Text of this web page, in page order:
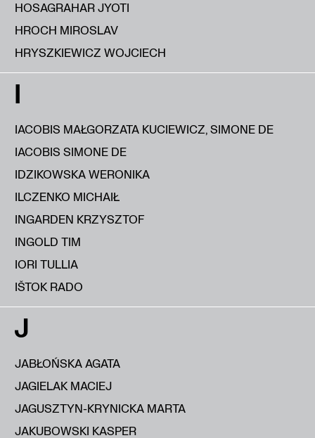
HOSAGRAHAR JYOTI
HROCH MIROSLAV
HRYSZKIEWICZ WOJCIECH
I
IACOBIS MAŁGORZATA KUCIEWICZ, SIMONE DE
IACOBIS SIMONE DE
IDZIKOWSKA WERONIKA
ILCZENKO MICHAIŁ
INGARDEN KRZYSZTOF
INGOLD TIM
IORI TULLIA
IŠTOK RADO
J
JABŁOŃSKA AGATA
JAGIELAK MACIEJ
JAGUSZTYN-KRYNICKA MARTA
JAKUBOWSKI KASPER